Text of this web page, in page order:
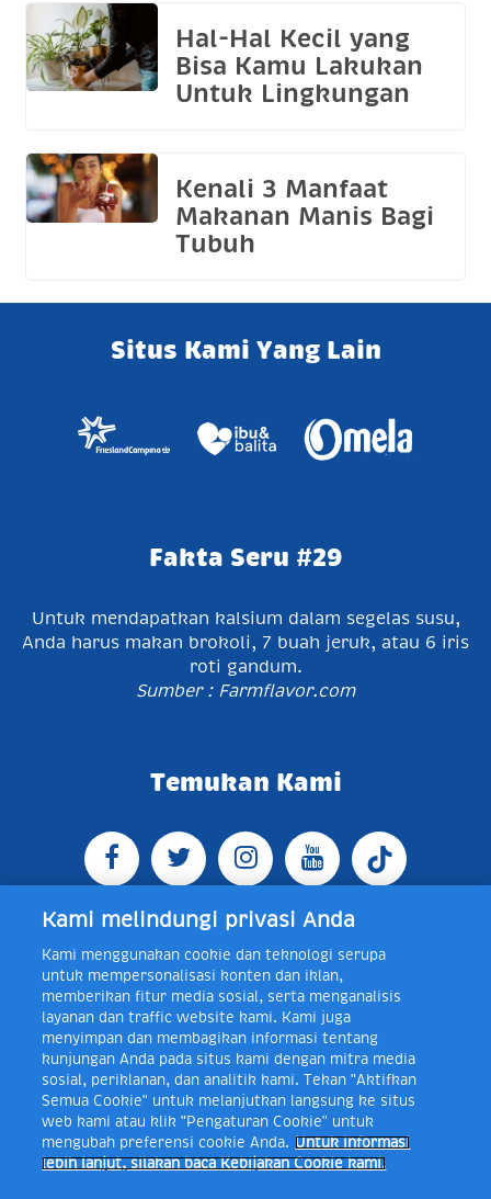
Hal-Hal Kecil yang
Bisa Kamu Lakukan
Untuk Lingkungan
Kenali 3 Manfaat
Makanan Manis Bagi
Tubuh
Situs Kami Yang Lain
Fakta Seru #29
Untuk mendapatkan kalsium dalam segelas susu,
Anda harus makan brokoli, 7 buah jeruk, atau 6 iris
roti gandum.
Sumber : Farmflavor.com
Temukan Kami
Jl. Raya Bogor KM 5, Pasar Rebo, Jakarta Timur,
Indonesia 13760
Telp +62 21 8410945 | PO BOX
4074 Jakarta 13760 Indonesia
Toll Free Layanan Peduli Frisian Flag 0-80018-21-406;
Senin - Jumat, 08:00 - 16:30 WIB, E-mail:
layanan.peduli@frieslandcampina.com
Frisian Flag Indonesia is a subsidiary of Royal FrieslandCampina N.V.
Copyright © 2017. All rights reserved.
Kami melindungi privasi Anda
Kami menggunakan cookie dan teknologi serupa
untuk mempersonalisasi konten dan iklan,
memberikan fitur media sosial, serta menganalisis
layanan dan traffic website kami. Kami juga
menyimpan dan membagikan informasi tentang
kunjungan Anda pada situs kami dengan mitra media
sosial, periklanan, dan analitik kami. Tekan "Aktifkan
Semua Cookie" untuk melanjutkan langsung ke situs
web kami atau klik "Pengaturan Cookie" untuk
mengubah preferensi cookie Anda.
Untuk informasi
lebih lanjut, silakan baca Kebijakan Cookie kami.